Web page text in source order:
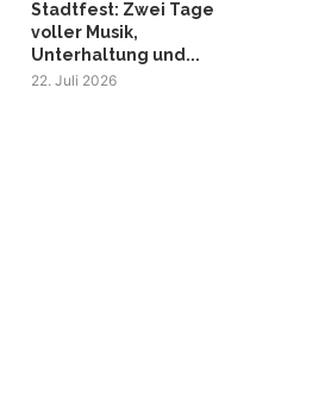
Stadtfest: Zwei Tage
voller Musik,
Unterhaltung und...
22. Juli 2026